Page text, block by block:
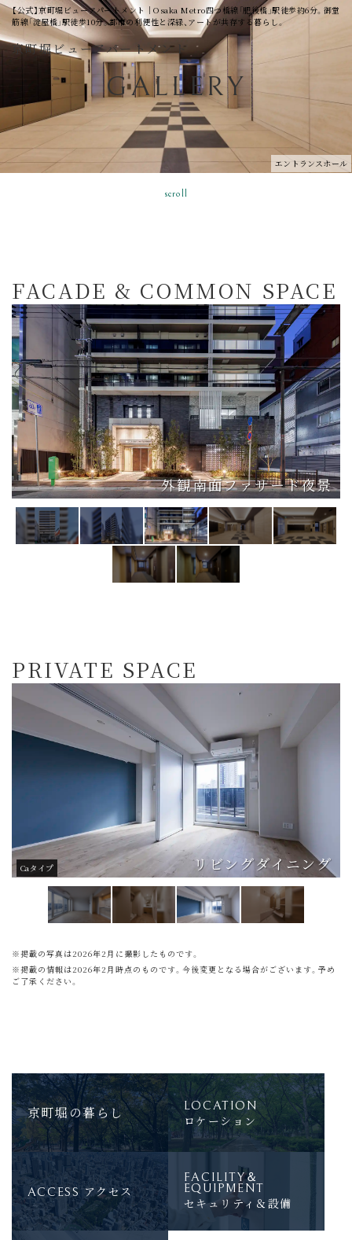
【公式】京町堀ビューアパートメント│Osaka Metro四つ橋線「肥後橋」駅徒歩約6分。御堂
筋線「淀屋橋」駅徒歩10分。都市の利便性と深緑、アートが共存する暮らし。
京町堀ビューアパートメント
エントランスホール
scroll
GALLERY
FACADE & COMMON SPACE
外観南面ファサード夜景
PRIVATE SPACE
リビングダイニング
Caタイプ
※掲載の写真は2026年2月に撮影したものです。
※掲載の情報は2026年2月時点のものです。今後変更となる場合がございます。予め
ご了承ください。
京町堀の暮らし LOCATION
ロケーション
ACCESS アクセス
FACILITY＆
EQUIPMENT
セキュリティ＆設備